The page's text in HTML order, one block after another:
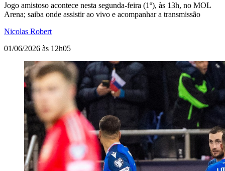
Jogo amistoso acontece nesta segunda-feira (1º), às 13h, no MOL
Arena; saiba onde assistir ao vivo e acompanhar a transmissão
Nicolas Robert
01/06/2026 às 12h05